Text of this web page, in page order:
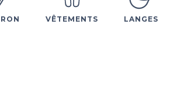
VÊTEMENTS LANGES